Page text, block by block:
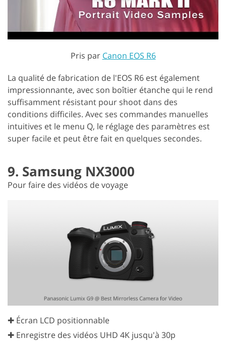
Pris par Canon EOS R6
La qualité de fabrication de l'EOS R6 est également
impressionnante, avec son boîtier étanche qui le rend
suffisamment résistant pour shoot dans des
conditions difficiles. Avec ses commandes manuelles
intuitives et le menu Q, le réglage des paramètres est
super facile et peut être fait en quelques secondes.
9. Samsung NX3000
Pour faire des vidéos de voyage
✚ Écran LCD positionnable
✚ Enregistre des vidéos UHD 4K jusqu'à 30p